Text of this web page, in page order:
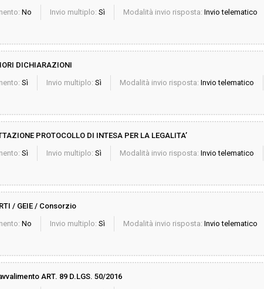
No Invio multiplo: Sì Modalità invio risposta: Invio telematico
DICHIARAZIONI
Sì Invio multiplo: Sì Modalità invio risposta: Invio telematico
PROTOCOLLO DI INTESA PER LA LEGALITA’
Sì Invio multiplo: Sì Modalità invio risposta: Invio telematico
/ GEIE / Consorzio
No Invio multiplo: Sì Modalità invio risposta: Invio telematico
ART. 89 D.LGS. 50/2016